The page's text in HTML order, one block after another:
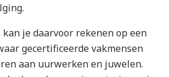
je daarvoor rekenen op een
gecertificeerde vakmensen
aan uurwerken en juwelen.